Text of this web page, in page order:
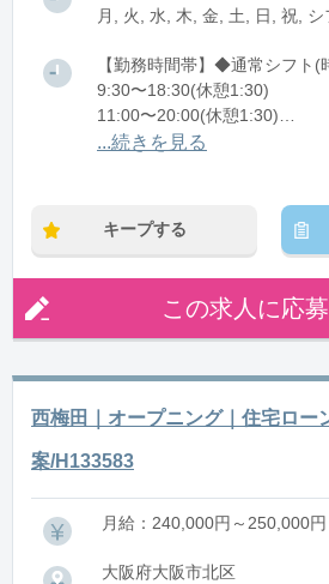
月, 火, 水, 木, 金, 土, 日, 祝, シ
【勤務時間帯】◆通常シフト(
9:30〜18:30(休憩1:30)
11:00〜20:00(休憩1:30)
11:30〜20:30(休憩1:30)
...続きを見る
キープする
この求人に応
西梅田｜オープニング｜住宅ロー
案/H133583
月給：240,000円～250,000円
大阪府大阪市北区